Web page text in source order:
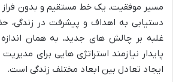
مسیر موفقیت، یک خط مستقیم و بدون
دستیابی به اهداف و پیشرفت در زندگی،
غلبه بر چالش های جدید، به همان
پایدار نیازمند استراتژی هایی برای
ایجاد تعادل بین ابعاد مختلف زندگی است.